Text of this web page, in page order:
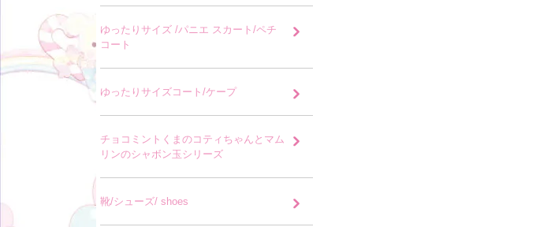
ゆったりサイズ /パニエ スカート/ペチ
コート
ゆったりサイズコート/ケープ
チョコミントくまのコティちゃんとマム
リンのシャボン玉シリーズ
靴/シューズ/ shoes